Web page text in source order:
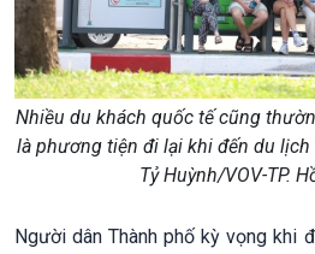
Nhiều du khách quốc tế cũng
là phương tiện đi lại khi đến du lịch
Tỷ Huỳnh/VOV-TP.
Người dân Thành phố kỳ vọng khi